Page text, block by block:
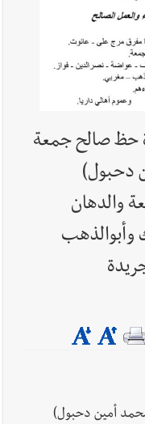
المعلومات تُسفر عن
إيران من ضربة قوية...
التهديدات مستمرّة
حظ صالح جمعة
دحبول)
والدهان
وأبوالذهب
أمين دحبول)